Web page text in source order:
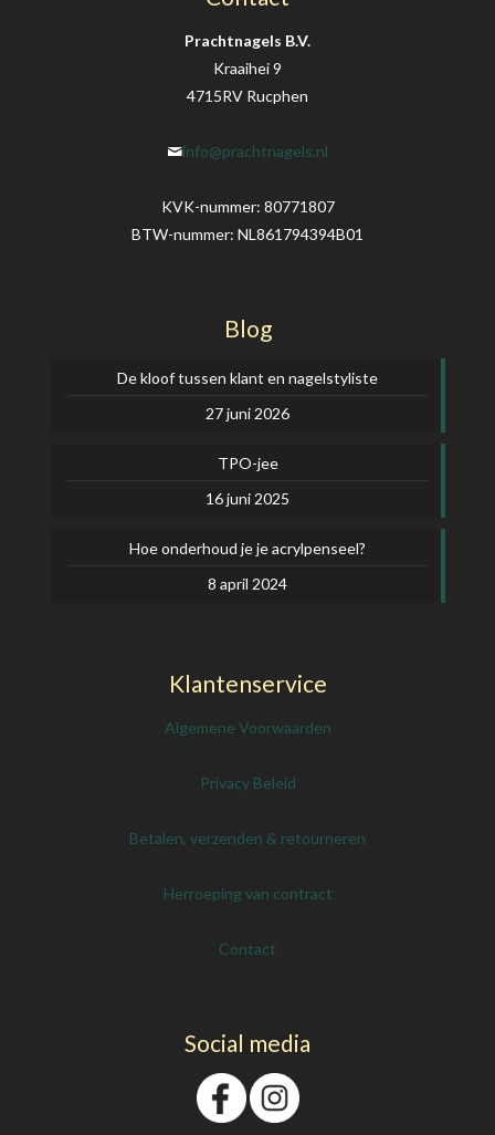
Prachtnagels B.V.
Kraaihei 9
4715RV Rucphen
info@prachtnagels.nl
KVK-nummer: 80771807
BTW-nummer: NL861794394B01
Blog
De kloof tussen klant en nagelstyliste
27 juni 2026
TPO-jee
16 juni 2025
Hoe onderhoud je je acrylpenseel?
8 april 2024
Klantenservice
Algemene Voorwaarden
Privacy Beleid
Betalen, verzenden & retourneren
Herroeping van contract
Contact
Social media